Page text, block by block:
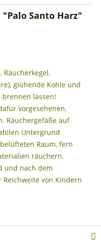
Santo Harz"
Räucherkegel,
glühende Kohle und
lassen!
vorgesehenen,
Räuchergefäße auf
Untergrund
Raum, fern
räuchern.
und nach dem
von Kindern